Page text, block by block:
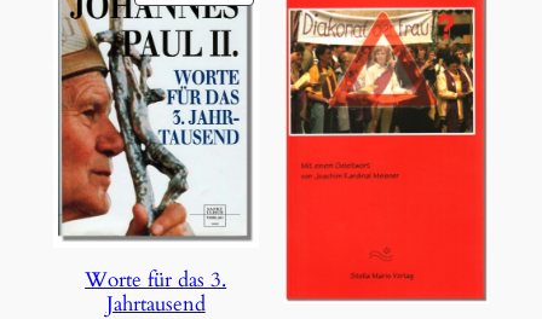
IM
ANGEBOT
Worte für das 3.
Jahrtausend